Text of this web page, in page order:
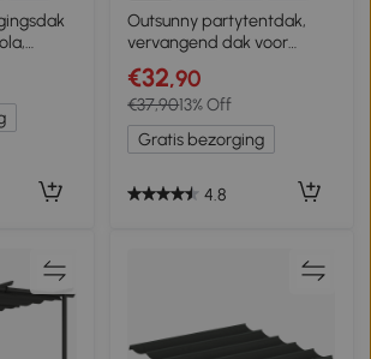
2+ 1+
Outsunny partytentdak,
vervangend dak voor
partytent,
partytentafdekking,
polyester bescherming
tegen de zon, groen 3 x 3 m
€32,90
€37,9013% Off
Gratis bezorging
4.8